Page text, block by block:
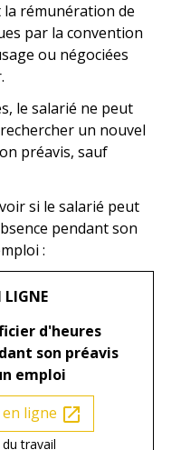
rémunération de
par la convention
ou négociées
le salarié ne peut
un nouvel
préavis, sauf
si le salarié peut
pendant son
:
LIGNE
d'heures
son préavis
emploi
en ligne open_in_new
travail